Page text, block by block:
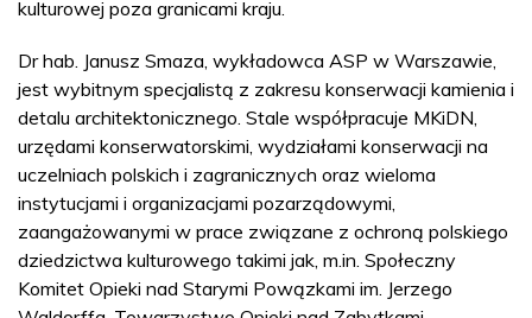
kulturowej poza granicami kraju.
Dr hab. Janusz Smaza, wykładowca ASP w Warszawie,
jest wybitnym specjalistą z zakresu konserwacji kamienia i
detalu architektonicznego. Stale współpracuje MKiDN,
urzędami konserwatorskimi, wydziałami konserwacji na
uczelniach polskich i zagranicznych oraz wieloma
instytucjami i organizacjami pozarządowymi,
zaangażowanymi w prace związane z ochroną polskiego
dziedzictwa kulturowego takimi jak, m.in. Społeczny
Komitet Opieki nad Starymi Powązkami im. Jerzego